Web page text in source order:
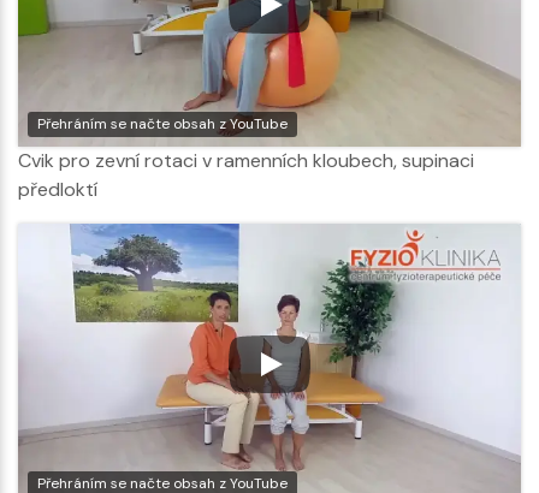
Přehráním se načte obsah z YouTube
Cvik pro zevní rotaci v ramenních kloubech, supinaci
předloktí
Přehráním se načte obsah z YouTube